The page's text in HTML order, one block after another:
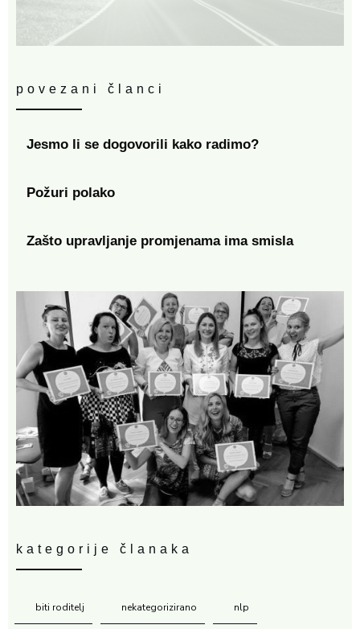
povezani članci
Jesmo li se dogovorili kako radimo?
Požuri polako
Zašto upravljanje promjenama ima smisla
kategorije članaka
biti roditelj nekategorizirano nlp